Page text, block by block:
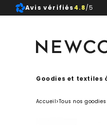
Avis vérifiés4.8/5
Goodies et textiles
Accueil>Tous nos goodies